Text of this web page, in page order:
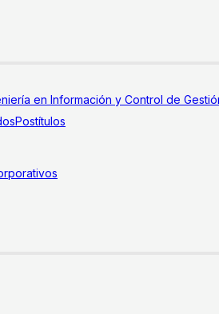
en Información y Control de
Postítulos